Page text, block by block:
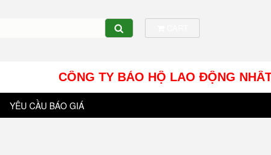
CÔNG TY BẢO HỘ LAO ĐỘNG NHÂT
YÊU CẦU BÁO GIÁ